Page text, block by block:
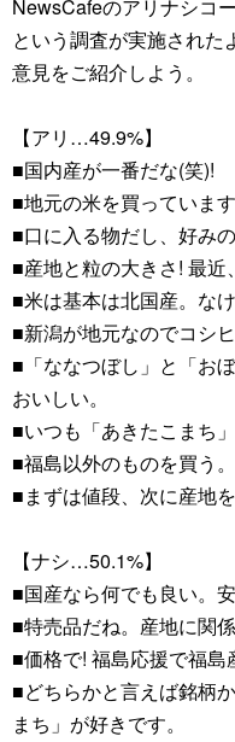
NewsCafeのアリナシコ
という調査が実施された
意見をご紹介しよう。
【アリ…49.9%】
■国内産が一番だな(笑)!
■地元の米を買っています
■口に入る物だし、好み
■産地と粒の大きさ! 最近
■米は基本は北国産。な
■新潟が地元なのでコシ
■「ななつぼし」と「お
おいしい。
■いつも「あきたこまち
■福島以外のものを買う。
■まずは値段、次に産地
【ナシ…50.1%】
■国産なら何でも良い。安
■特売品だね。産地に関
■価格で! 福島応援で福島
■どちらかと言えば銘柄
まち」が好きです。